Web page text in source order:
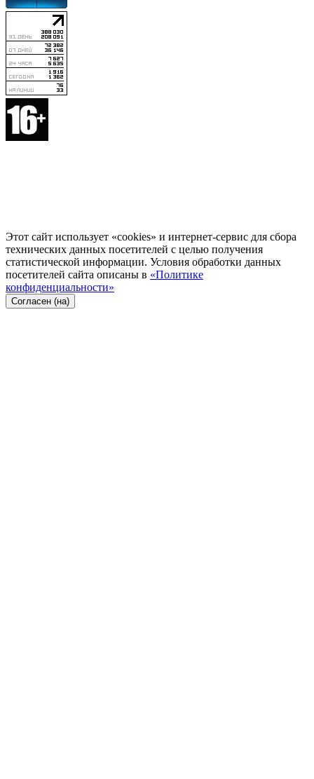
Этот сайт использует «cookies» и интернет-сервис для сбора
технических данных посетителей с целью получения
статистической информации. Условия обработки данных
посетителей сайта описаны в «Политике
конфиденциальности»
Согласен (на)